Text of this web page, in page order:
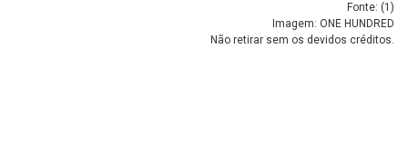
Fonte: (1 )
Imagem: ONE HUNDRED
Não retirar sem os devidos créditos.